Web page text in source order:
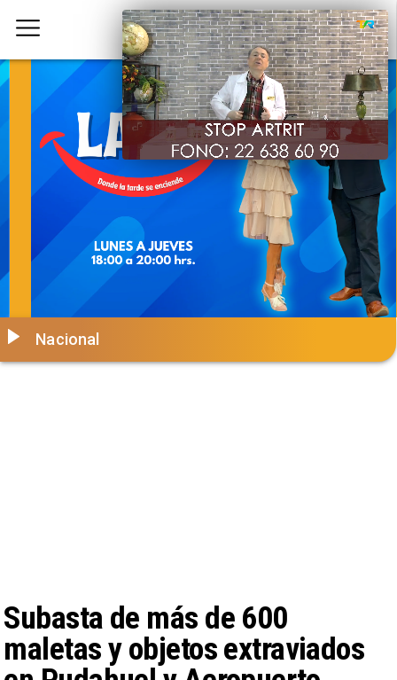
Subasta de más de 600
maletas y objetos extraviados
Nacional